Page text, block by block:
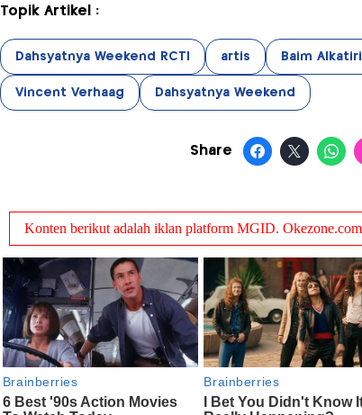
Topik Artikel :
Dahsyatnya Weekend RCTI artis Baim Alkatiri
Vincent Verhaag Dahsyatnya Weekend
Share